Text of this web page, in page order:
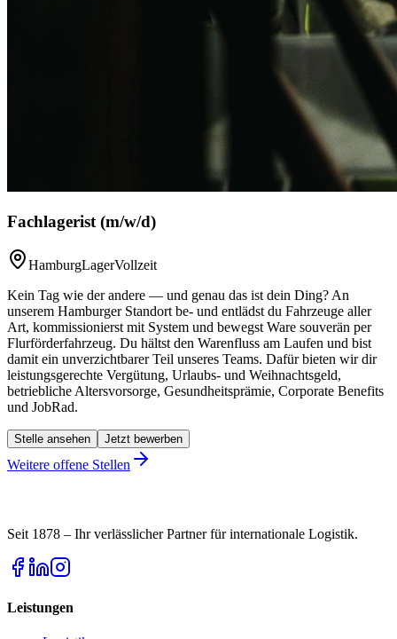
Fachlagerist (m/w/d)
HamburgLagerVollzeit
Kein Tag wie der andere — und genau das ist dein Ding? An
unserem Hamburger Standort be- und entlädst du Fahrzeuge aller
Art, kommissionierst mit System und bewegst Ware souverän per
Flurförderfahrzeug. Du hältst den Warenfluss am Laufen und bist
damit ein unverzichtbarer Teil unseres Teams. Dafür bieten wir dir
leistungsgerechte Vergütung, Urlaubs- und Weihnachtsgeld,
betriebliche Altersvorsorge, Gesundheitsprämie, Corporate Benefits
und JobRad.
Stelle ansehen Jetzt bewerben
Weitere offene Stellen
Seit 1878 – Ihr verlässlicher Partner für internationale Logistik.
Leistungen